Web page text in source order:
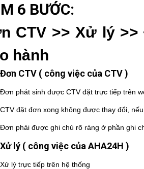
6 BƯỚC:
CTV >> Xử lý
hành
Đơn CTV ( công việc của CTV )
Đơn phát sinh được CTV đặt trực tiếp trên
CTV đặt đơn xong không được thay đổi,
Đơn phải được ghi chú rõ ràng ở phần ghi
Xử lý ( công việc của AHA24H )
Xử lý trực tiếp trên hệ thống